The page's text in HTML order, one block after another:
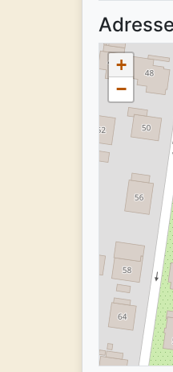
Adresse
+
−